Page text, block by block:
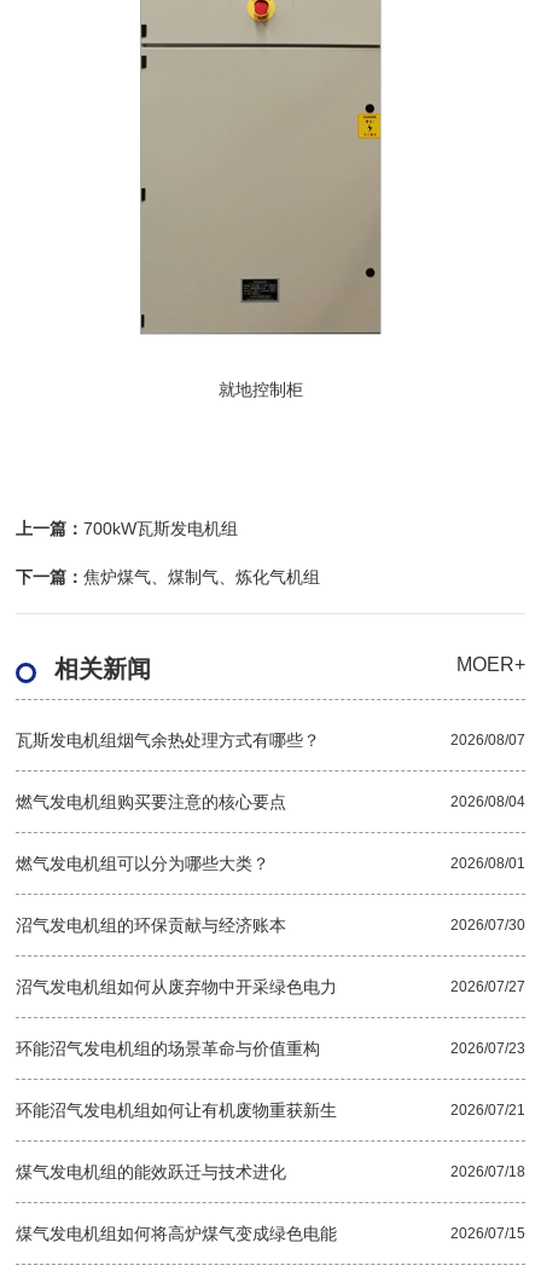
就地控制柜
上一篇：700kW瓦斯发电机组
下一篇：焦炉煤气、煤制气、炼化气机组
相关新闻 MOER+
瓦斯发电机组烟气余热处理方式有哪些？ 2026/08/07
燃气发电机组购买要注意的核心要点 2026/08/04
燃气发电机组可以分为哪些大类？ 2026/08/01
沼气发电机组的环保贡献与经济账本 2026/07/30
沼气发电机组如何从废弃物中开采绿色电力 2026/07/27
环能沼气发电机组的场景革命与价值重构 2026/07/23
环能沼气发电机组如何让有机废物重获新生 2026/07/21
煤气发电机组的能效跃迁与技术进化 2026/07/18
煤气发电机组如何将高炉煤气变成绿色电能 2026/07/15